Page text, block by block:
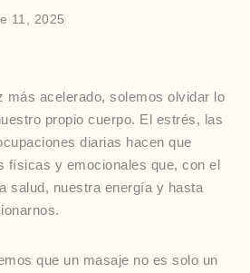
11, 2025
más acelerado, solemos olvidar lo
propio cuerpo. El estrés, las
diarias hacen que
físicas y emocionales que, con el
salud, nuestra energía y hasta
que un masaje no es solo un